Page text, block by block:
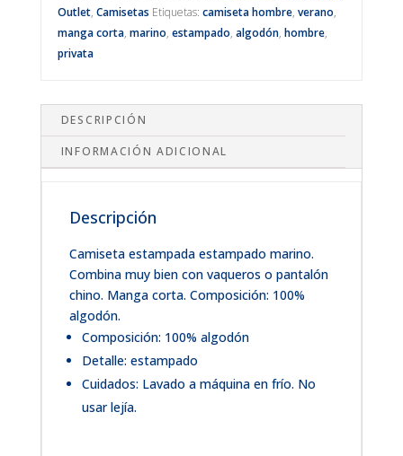
Outlet, Camisetas Etiquetas: camiseta hombre, verano,
manga corta, marino, estampado, algodón, hombre,
privata
DESCRIPCIÓN
INFORMACIÓN ADICIONAL
Descripción
Camiseta estampada estampado marino.
Combina muy bien con vaqueros o pantalón
chino. Manga corta. Composición: 100%
algodón.
Composición: 100% algodón
Detalle: estampado
Cuidados: Lavado a máquina en frío. No
usar lejía.